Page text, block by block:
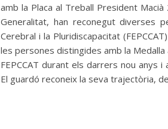
amb la Placa al Treball President
Generalitat, han reconegut diverses
Cerebral i la Pluridiscapacitat
les persones distingides amb la
FEPCCAT durant els darrers nou anys
El guardó reconeix la seva trajectòria,